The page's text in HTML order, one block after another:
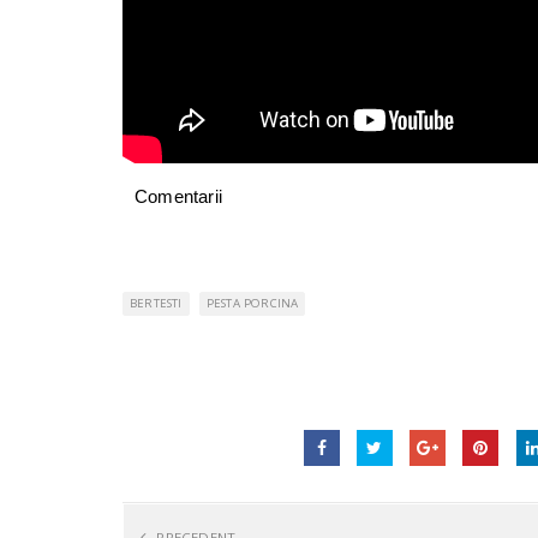
Comentarii
BERTESTI PESTA PORCINA